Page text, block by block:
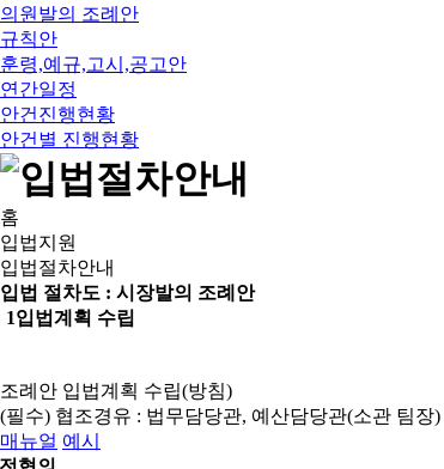
의원발의 조례안
규칙안
훈령,예규,고시,공고안
연간일정
안건진행현황
안건별 진행현황
홈
입법지원
입법절차안내
입법 절차도 : 시장발의 조례안
1입법계획 수립
조례안 입법계획 수립(방침)
(필수) 협조경유 : 법무담당관, 예산담당관(소관 팀장)
매뉴얼 예시